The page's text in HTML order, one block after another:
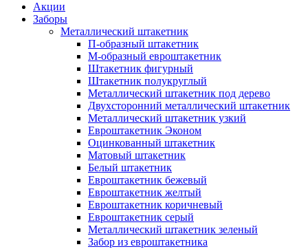
Акции
Заборы
Металлический штакетник
П-образный штакетник
М-образный евроштакетник
Штакетник фигурный
Штакетник полукруглый
Металлический штакетник под дерево
Двухсторонний металлический штакетник
Металлический штакетник узкий
Евроштакетник Эконом
Оцинкованный штакетник
Матовый штакетник
Белый штакетник
Евроштакетник бежевый
Евроштакетник желтый
Евроштакетник коричневый
Евроштакетник серый
Металлический штакетник зеленый
Забор из евроштакетника